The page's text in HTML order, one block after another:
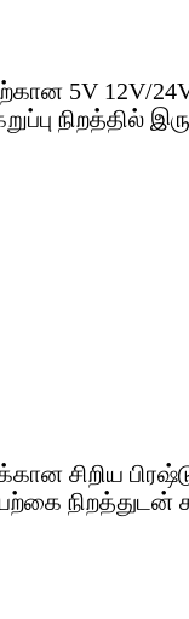
5V 12V/
நிறத்தில்
சிறிய